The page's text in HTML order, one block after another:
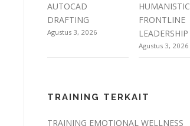
AUTOCAD
DRAFTING
Agustus 3, 2026
HUMANISTIC
FRONTLINE
LEADERSHIP
Agustus 3, 2026
TRAINING TERKAIT
TRAINING EMOTIONAL WELLNESS